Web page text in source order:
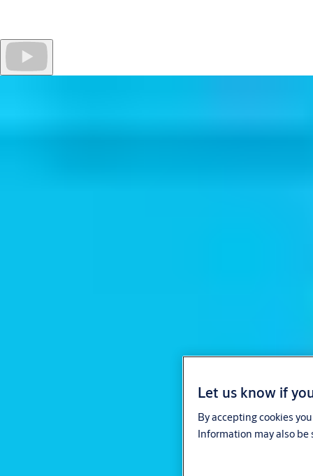
za upravljanje digitalnih ključev, obeskov in dostopov brez
ključa.
Let us know if
By accepting cookies
Information may also